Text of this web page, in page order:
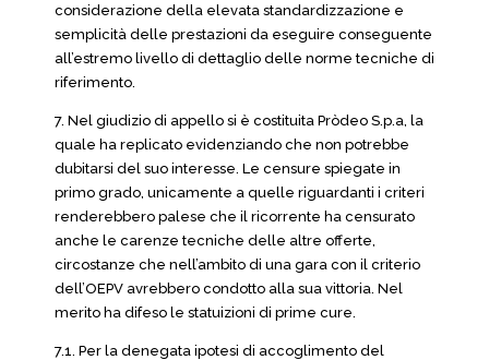
considerazione della elevata standardizzazione e
semplicità delle prestazioni da eseguire conseguente
all’estremo livello di dettaglio delle norme tecniche di
riferimento.
7. Nel giudizio di appello si è costituita Pròdeo S.p.a, la
quale ha replicato evidenziando che non potrebbe
dubitarsi del suo interesse. Le censure spiegate in
primo grado, unicamente a quelle riguardanti i criteri
renderebbero palese che il ricorrente ha censurato
anche le carenze tecniche delle altre offerte,
circostanze che nell’ambito di una gara con il criterio
dell’OEPV avrebbero condotto alla sua vittoria. Nel
merito ha difeso le statuizioni di prime cure.
7.1. Per la denegata ipotesi di accoglimento del